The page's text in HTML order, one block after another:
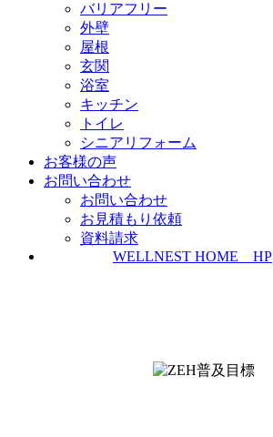
バリアフリー
外壁
屋根
玄関
浴室
キッチン
トイレ
シニアリフォーム
お客様の声
お問い合わせ
お問い合わせ
お見積もり依頼
資料請求
WELLNEST HOME HP